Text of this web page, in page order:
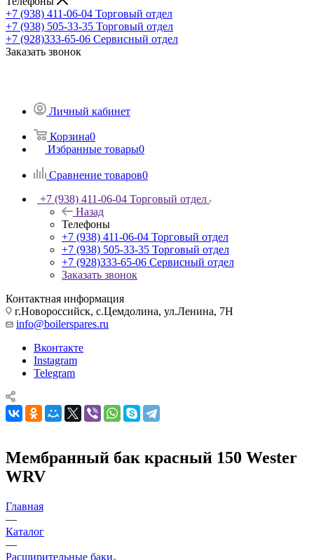
+7 (938) 411-06-04 Торговый отдел
+7 (938) 505-33-35 Торговый отдел
+7 (928)333-65-06 Сервисный отдел
Заказать звонок
Личный кабинет
Корзина0
Избранные товары0
Сравнение товаров0
+7 (938) 411-06-04 Торговый отдел
Назад
Телефоны
+7 (938) 411-06-04 Торговый отдел
+7 (938) 505-33-35 Торговый отдел
+7 (928)333-65-06 Сервисный отдел
Заказать звонок
Контактная информация
г.Новороссийск, с.Цемдолина, ул.Ленина, 7Н
info@boilerspares.ru
Вконтакте
Instagram
Telegram
Мембранный бак красный 150 Wester
WRV
Главная
—
Каталог
—
Расширительные баки